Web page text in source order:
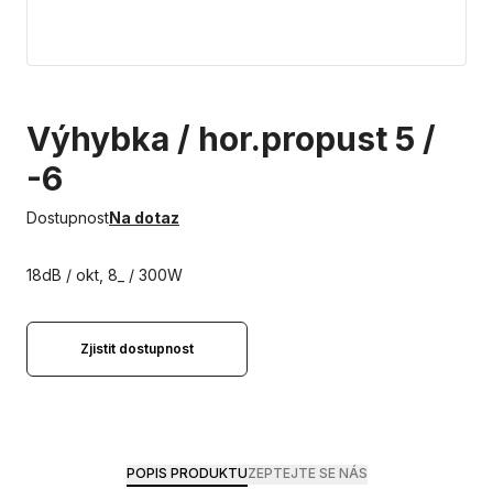
Výhybka / hor.propust 5 /
-6
DostupnostNa dotaz
18dB / okt, 8_ / 300W
Zjistit dostupnost
POPIS PRODUKTUZEPTEJTE SE NÁS